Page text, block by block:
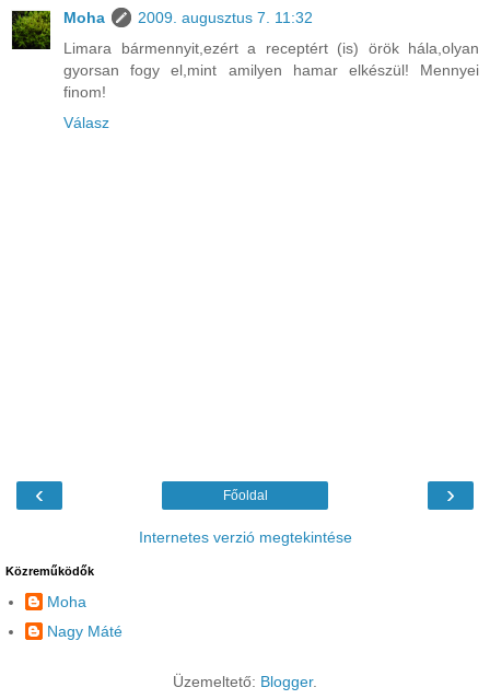
Moha
2009. augusztus 7. 11:32
Limara bármennyit,ezért a receptért (is) örök hála,olyan
gyorsan fogy el,mint amilyen hamar elkészül! Mennyei
finom!
Válasz
‹ ›
Főoldal
Internetes verzió megtekintése
Közreműködők
Moha
Nagy Máté
Üzemeltető: Blogger.